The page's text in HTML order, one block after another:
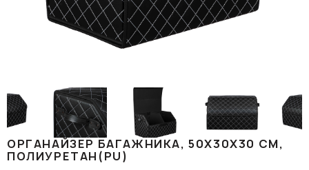
ОРГАНАЙЗЕР БАГАЖНИКА, 50Х30Х30 СМ,
ПОЛИУРЕТАН(PU)